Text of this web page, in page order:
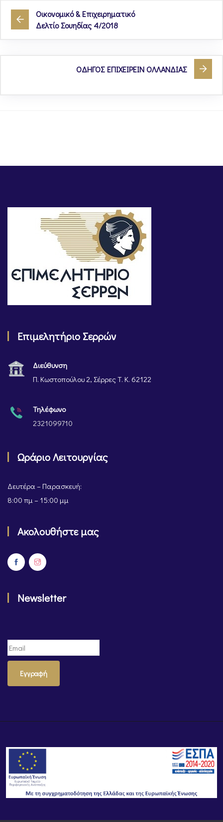
Οικονομικό & Επιχειρηματικό
Δελτίο Σουηδίας 4/2018
ΟΔΗΓΟΣ ΕΠΙΧΕΙΡΕΙΝ ΟΛΛΑΝΔΙΑΣ
Επιμελητήριο Σερρών
Διεύθυνση
Π. Κωστοπούλου 2, Σέρρες Τ. Κ. 62122
Τηλέφωνο
2321099710
Ωράριο Λειτουργίας
Δευτέρα – Παρασκευή:
8:00 πμ – 15:00 μμ
Ακολουθήστε μας
Newsletter
Εγγραφή